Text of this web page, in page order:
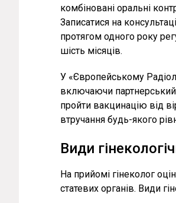
комбіновані оральні
Записатися на
протягом одного року
шість місяців.
У «Європейському
включаючи партнерський
пройти вакцинацію від
втручання будь-якого
Види
На прийомі гінеколог
статевих органів. Види